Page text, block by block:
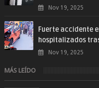
Nov 19, 2025
Fuerte accidente
hospitalizados
Nov 19, 2025
MÁS LEÍDO